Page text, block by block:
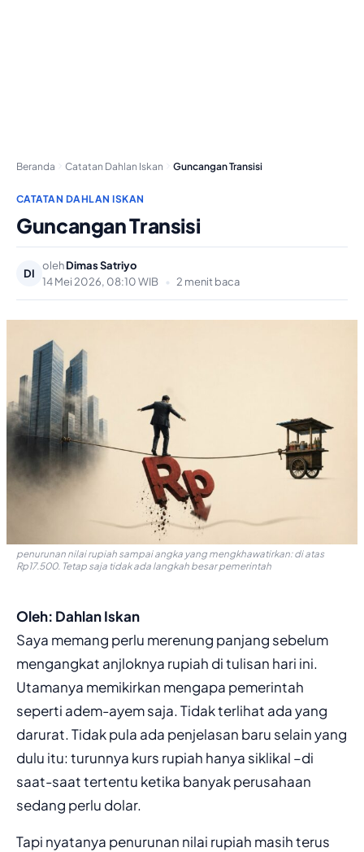
Beranda Catatan Dahlan Iskan Guncangan Transisi
CATATAN DAHLAN ISKAN
Guncangan Transisi
DI
olehDimas Satriyo
14 Mei 2026, 08:10 WIB
• 2 menit baca
penurunan nilai rupiah sampai angka yang mengkhawatirkan: di atas
Rp17.500. Tetap saja tidak ada langkah besar pemerintah
Oleh: Dahlan Iskan
Saya memang perlu merenung panjang sebelum
mengangkat anjloknya rupiah di tulisan hari ini.
Utamanya memikirkan mengapa pemerintah
seperti adem-ayem saja. Tidak terlihat ada yang
darurat. Tidak pula ada penjelasan baru selain yang
dulu itu: turunnya kurs rupiah hanya siklikal –di
saat-saat tertentu ketika banyak perusahaan
sedang perlu dolar.
Tapi nyatanya penurunan nilai rupiah masih terus